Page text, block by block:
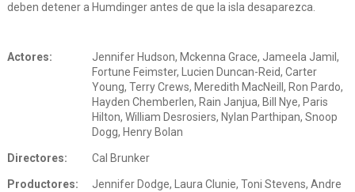
deben detener a Humdinger antes de que la isla desaparezca.
Actores:
Jennifer Hudson, Mckenna Grace, Jameela Jamil,
Fortune Feimster, Lucien Duncan-Reid, Carter
Young, Terry Crews, Meredith MacNeill, Ron Pardo,
Hayden Chemberlen, Rain Janjua, Bill Nye, Paris
Hilton, William Desrosiers, Nylan Parthipan, Snoop
Dogg, Henry Bolan
Directores: Cal Brunker
Productores:
Jennifer Dodge, Laura Clunie, Toni Stevens, Andre